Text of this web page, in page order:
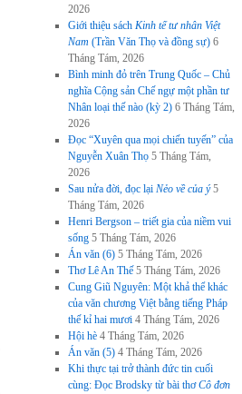
2026
Giới thiệu sách Kinh tế tư nhân Việt
Nam (Trần Văn Thọ và đồng sự) 6
Tháng Tám, 2026
Bình minh đỏ trên Trung Quốc – Chủ
nghĩa Cộng sản Chế ngự một phần tư
Nhân loại thế nào (kỳ 2) 6 Tháng Tám,
2026
Đọc “Xuyên qua mọi chiến tuyến” của
Nguyễn Xuân Thọ 5 Tháng Tám,
2026
Sau nửa đời, đọc lại Nẻo về của ý 5
Tháng Tám, 2026
Henri Bergson – triết gia của niềm vui
sống 5 Tháng Tám, 2026
Án văn (6) 5 Tháng Tám, 2026
Thơ Lê An Thế 5 Tháng Tám, 2026
Cung Giũ Nguyên: Một khả thể khác
của văn chương Việt bằng tiếng Pháp
thế kỉ hai mươi 4 Tháng Tám, 2026
Hội hè 4 Tháng Tám, 2026
Án văn (5) 4 Tháng Tám, 2026
Khi thực tại trở thành đức tin cuối
cùng: Đọc Brodsky từ bài thơCô đơn